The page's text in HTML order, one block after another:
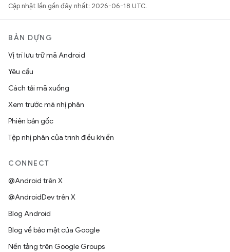
Cập nhật lần gần đây nhất: 2026-06-18 UTC.
BẢN DỰNG
Vị trí lưu trữ mã Android
Yêu cầu
Cách tải mã xuống
Xem trước mã nhị phân
Phiên bản gốc
Tệp nhị phân của trình điều khiển
CONNECT
@Android trên X
@AndroidDev trên X
Blog Android
Blog về bảo mật của Google
Nền tảng trên Google Groups